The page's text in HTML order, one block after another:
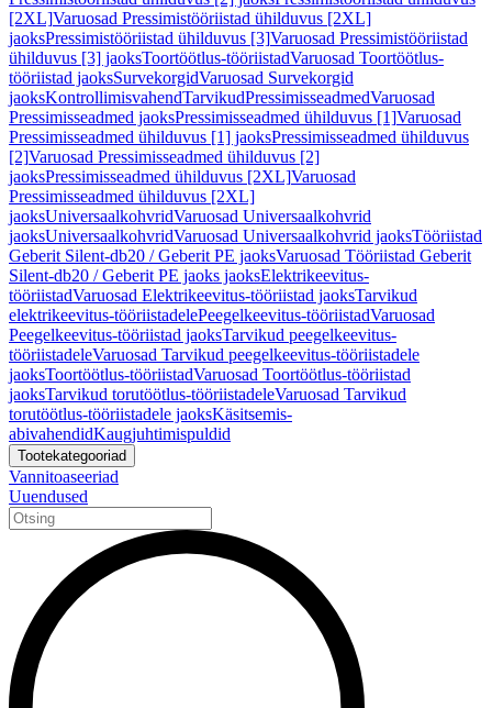
[2XL]Varuosad Pressimistööriistad ühilduvus [2XL]
jaoksPressimistööriistad ühilduvus [3]Varuosad Pressimistööriistad
ühilduvus [3] jaoksToortöötlus-tööriistadVaruosad Toortöötlus-
tööriistad jaoksSurvekorgidVaruosad Survekorgid
jaoksKontrollimisvahendTarvikudPressimisseadmedVaruosad
Pressimisseadmed jaoksPressimisseadmed ühilduvus [1]Varuosad
Pressimisseadmed ühilduvus [1] jaoksPressimisseadmed ühilduvus
[2]Varuosad Pressimisseadmed ühilduvus [2]
jaoksPressimisseadmed ühilduvus [2XL]Varuosad
Pressimisseadmed ühilduvus [2XL]
jaoksUniversaalkohvridVaruosad Universaalkohvrid
jaoksUniversaalkohvridVaruosad Universaalkohvrid jaoksTööriistad
Geberit Silent-db20 / Geberit PE jaoksVaruosad Tööriistad Geberit
Silent-db20 / Geberit PE jaoks jaoksElektrikeevitus-
tööriistadVaruosad Elektrikeevitus-tööriistad jaoksTarvikud
elektrikeevitus-tööriistadelePeegelkeevitus-tööriistadVaruosad
Peegelkeevitus-tööriistad jaoksTarvikud peegelkeevitus-
tööriistadeleVaruosad Tarvikud peegelkeevitus-tööriistadele
jaoksToortöötlus-tööriistadVaruosad Toortöötlus-tööriistad
jaoksTarvikud torutöötlus-tööriistadeleVaruosad Tarvikud
torutöötlus-tööriistadele jaoksKäsitsemis-
abivahendidKaugjuhtimispuldid
Tootekategooriad
Vannitoaseeriad
Uuendused